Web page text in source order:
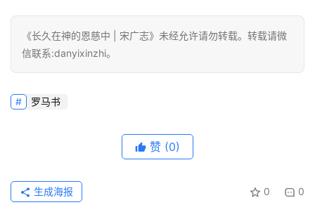
《长久在神的恩慈中 | 宋广志》未经允许请勿转载。转载请微
信联系:danyixinzhi。
罗马书
赞 (0)
0 0
生成海报